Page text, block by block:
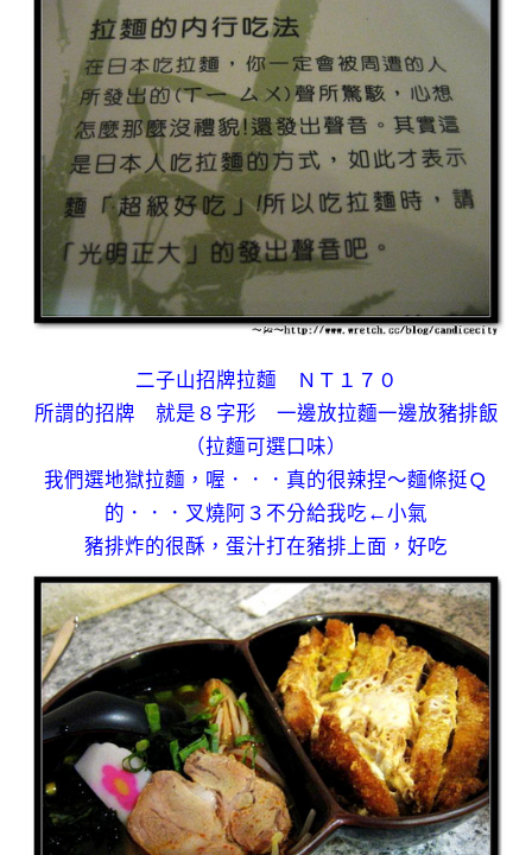
二子山招牌拉麵 ＮＴ１７０
所謂的招牌 就是８字形 一邊放拉麵一邊放豬排飯
（拉麵可選口味）
我們選地獄拉麵，喔．．．真的很辣捏～麵條挺Ｑ
的．．．叉燒阿３不分給我吃←小氣
豬排炸的很酥，蛋汁打在豬排上面，好吃